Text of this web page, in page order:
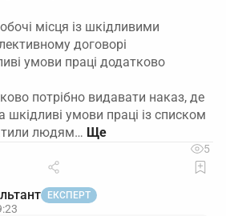
місця із шкідливими
договорі
умови праці додатково
потрібно видавати наказ, де
шкідливі умови праці із списком
людям…
5
ЕКСПЕРТ